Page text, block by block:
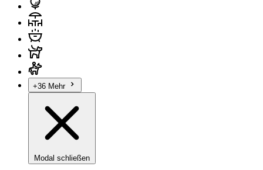
+36 Mehr
Modal schließen